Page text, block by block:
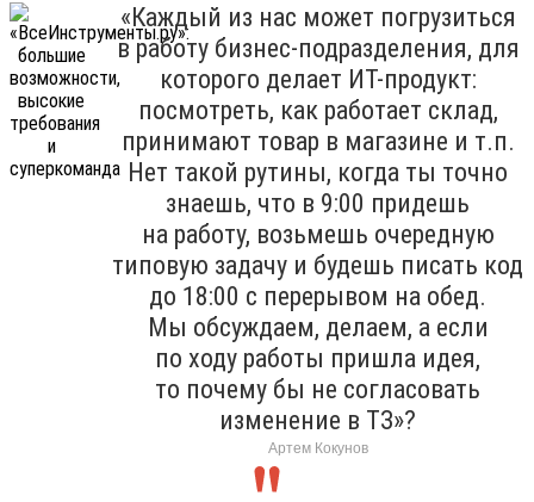
«Каждый из нас может погрузиться
в работу бизнес-подразделения, для
которого делает ИТ-продукт:
посмотреть, как работает склад,
принимают товар в магазине и т.п.
Нет такой рутины, когда ты точно
знаешь, что в 9:00 придешь
на работу, возьмешь очередную
типовую задачу и будешь писать код
до 18:00 с перерывом на обед.
Мы обсуждаем, делаем, а если
по ходу работы пришла идея,
то почему бы не согласовать
изменение в ТЗ»?
Артем Кокунов